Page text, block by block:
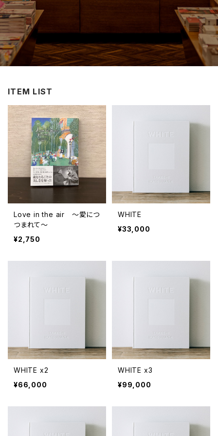
ITEM LIST
Love in the air ～愛につ
つまれて～
¥2,750
WHITE
¥33,000
WHITE x2
¥66,000
WHITE x3
¥99,000